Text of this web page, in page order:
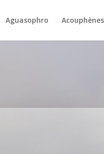
Aguasophro Acouphènes